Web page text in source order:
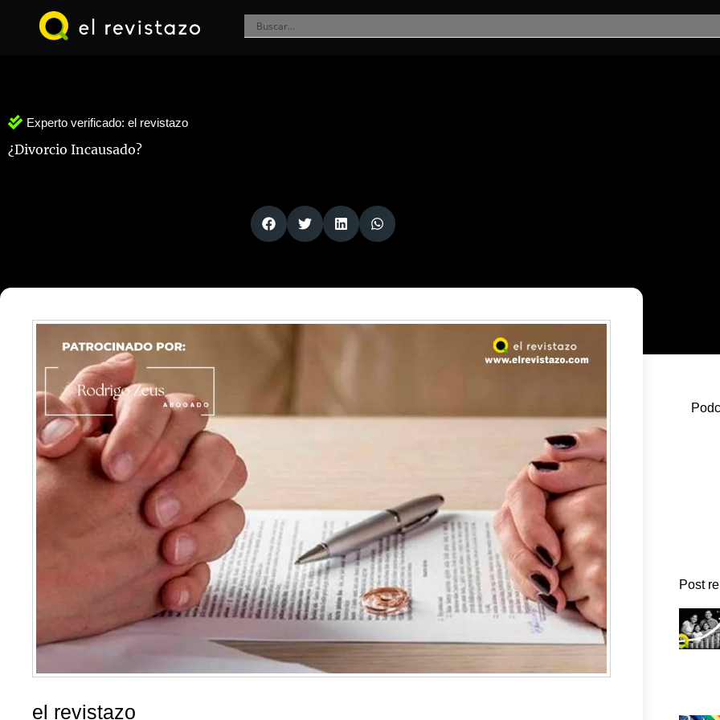
Experto verificado: el revistazo
¿Divorcio Incausado?
el revistazo
Post